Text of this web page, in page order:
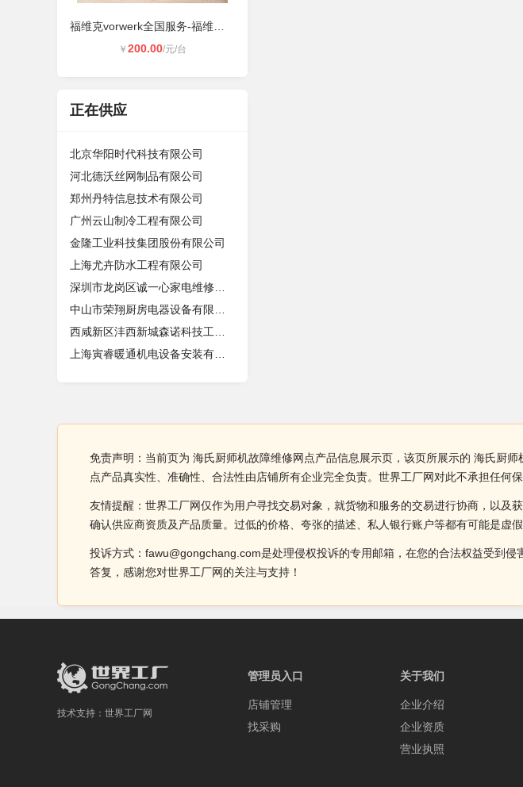
￥ 200.00/元/台
正在供应
北京华阳时代科技有限公司
河北德沃丝网制品有限公司
郑州丹特信息技术有限公司
广州云山制冷工程有限公司
金隆工业科技集团股份有限公司
上海尤卉防水工程有限公司
免责声明：当前页为 海氏厨师机故障维修网点产品信息展示页，该页所展示的 海氏厨
点产品真实性、准确性、合法性由店铺所有企业完全负责。世界工厂网对此不承担任何
友情提醒：世界工厂网仅作为用户寻找交易对象，就货物和服务的交易进行协商，以
确认供应商资质及产品质量。过低的价格、夸张的描述、私人银行账户等都有可能是虚
投诉方式：fawu@gongchang.com是处理侵权投诉的专用邮箱，在您的合法权益受到
答复，感谢您对世界工厂网的关注与支持！
技术支持： 世界工厂网
管理员入口
店铺管理
找采购
关于我们
企业介绍
企业资质
营业执照